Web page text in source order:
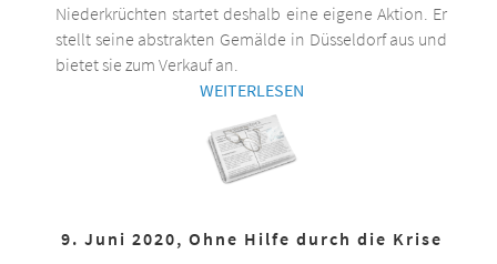
Niederkrüchten startet deshalb eine eigene Aktion. Er
stellt seine abstrakten Gemälde in Düsseldorf aus und
bietet sie zum Verkauf an.
WEITERLESEN
9. Juni 2020, Ohne Hilfe durch die Krise